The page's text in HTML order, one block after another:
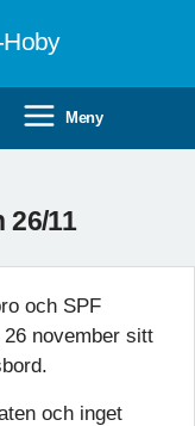
Meny
26/11
och SPF
november sitt
och inget